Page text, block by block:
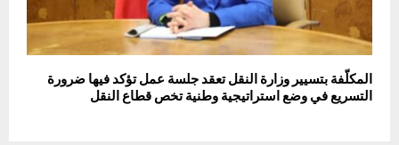
المكلّفة بتسيير وزارة النقل تعقد جلسة عمل تؤكد فيها ضرورة
التسريع في وضع استراتيجية وطنية تخص قطاع النقل